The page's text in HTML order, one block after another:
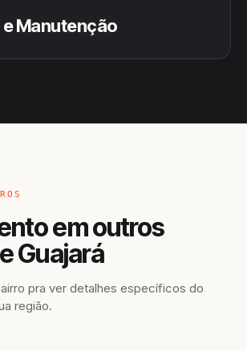
Manutenção
em outros
Guajará
pra ver detalhes específicos do
região.